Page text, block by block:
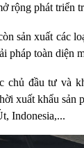
rộng phát triển
sản xuất các
pháp toàn diện
chủ đầu tư và
xuất khẩu sản
Indonesia,...